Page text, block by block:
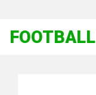
FOOTBALL